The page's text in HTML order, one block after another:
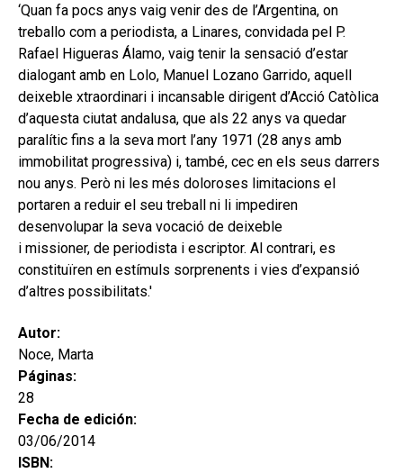
‘Quan fa pocs anys vaig venir des de l’Argentina, on
treballo com a periodista, a Linares, convidada pel P.
Rafael Higueras Álamo, vaig tenir la sensació d’estar
dialogant amb en Lolo, Manuel Lozano Garrido, aquell
deixeble xtraordinari i incansable dirigent d’Acció Catòlica
d’aquesta ciutat andalusa, que als 22 anys va quedar
paralític fins a la seva mort l’any 1971 (28 anys amb
immobilitat progressiva) i, també, cec en els seus darrers
nou anys. Però ni les més doloroses limitacions el
portaren a reduir el seu treball ni li impediren
desenvolupar la seva vocació de deixeble
i missioner, de periodista i escriptor. Al contrari, es
constituïren en estímuls sorprenents i vies d’expansió
d’altres possibilitats.'
Autor:
Noce, Marta
Páginas:
28
Fecha de edición:
03/06/2014
ISBN: